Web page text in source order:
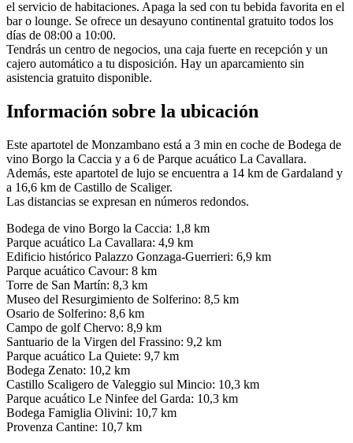
el servicio de habitaciones. Apaga la sed con tu bebida favorita en el
bar o lounge. Se ofrece un desayuno continental gratuito todos los
días de 08:00 a 10:00.
Tendrás un centro de negocios, una caja fuerte en recepción y un
cajero automático a tu disposición. Hay un aparcamiento sin
asistencia gratuito disponible.
Información sobre la ubicación
Este apartotel de Monzambano está a 3 min en coche de Bodega de
vino Borgo la Caccia y a 6 de Parque acuático La Cavallara.
Además, este apartotel de lujo se encuentra a 14 km de Gardaland y
a 16,6 km de Castillo de Scaliger.
Las distancias se expresan en números redondos.
Bodega de vino Borgo la Caccia: 1,8 km
Parque acuático La Cavallara: 4,9 km
Edificio histórico Palazzo Gonzaga-Guerrieri: 6,9 km
Parque acuático Cavour: 8 km
Torre de San Martín: 8,3 km
Museo del Resurgimiento de Solferino: 8,5 km
Osario de Solferino: 8,6 km
Campo de golf Chervo: 8,9 km
Santuario de la Virgen del Frassino: 9,2 km
Parque acuático La Quiete: 9,7 km
Bodega Zenato: 10,2 km
Castillo Scaligero de Valeggio sul Mincio: 10,3 km
Parque acuático Le Ninfee del Garda: 10,3 km
Bodega Famiglia Olivini: 10,7 km
Provenza Cantine: 10,7 km